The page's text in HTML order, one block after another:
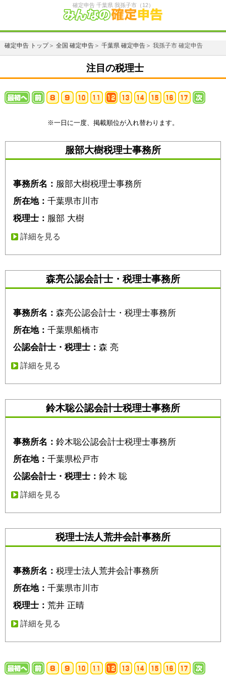
確定申告 千葉県 我孫子市（12）
確定申告 トップ＞ 全国 確定申告＞ 千葉県 確定申告＞ 我孫子市 確定申告
注目の税理士
※一日に一度、掲載順位が入れ替わります。
服部大樹税理士事務所
事務所名： 服部大樹税理士事務所
所在地： 千葉県市川市
税理士： 服部 大樹
詳細を見る
森亮公認会計士・税理士事務所
事務所名： 森亮公認会計士・税理士事務所
所在地： 千葉県船橋市
公認会計士・税理士： 森 亮
詳細を見る
鈴木聡公認会計士税理士事務所
事務所名： 鈴木聡公認会計士税理士事務所
所在地： 千葉県松戸市
公認会計士・税理士： 鈴木 聡
詳細を見る
税理士法人荒井会計事務所
事務所名： 税理士法人荒井会計事務所
所在地： 千葉県市川市
税理士： 荒井 正晴
詳細を見る